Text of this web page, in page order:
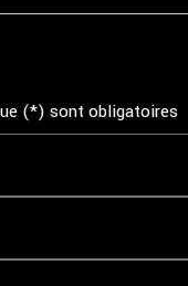
(*) sont obligatoires